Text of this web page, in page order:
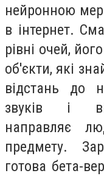
нейронною
в інтернет.
рівні очей,
об'єкти, які
відстань до
звуків і
направляє
предмету.
готова бета-